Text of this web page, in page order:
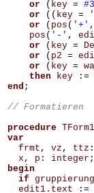
or
( key =
or
(( key =
or
( pos ( '+' ,
pos ( '-' ,
or
( key =
or
( p2 =
or
( key =
then
key :=
end ;
procedure TForm1
var
frmt , vz , ttz :
x , p : integer ;
begin
if
gruppierung
edit1 . text :=